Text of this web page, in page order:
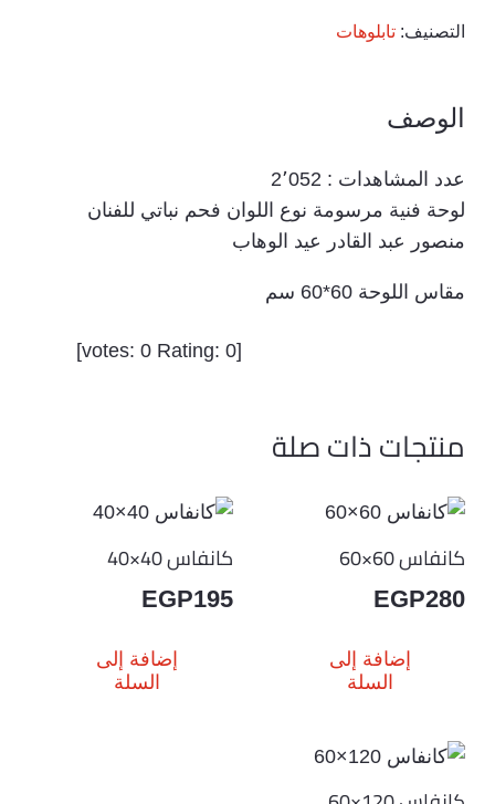
التصنيف: تابلوهات
الوصف
عدد المشاهدات : 2٬052
لوحة فنية مرسومة نوع اللوان فحم نباتي للفنان
منصور عبد القادر عيد الوهاب
مقاس اللوحة 60*60 سم
[votes:
0 Rating: 0
]
منتجات ذات صلة
كانفاس 60×60
EGP280
إضافة إلى
السلة
كانفاس 40×40
EGP195
إضافة إلى
السلة